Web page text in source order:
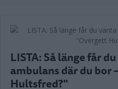
LISTA: Så länge får
ambulans där du bor
Hultsfred?"